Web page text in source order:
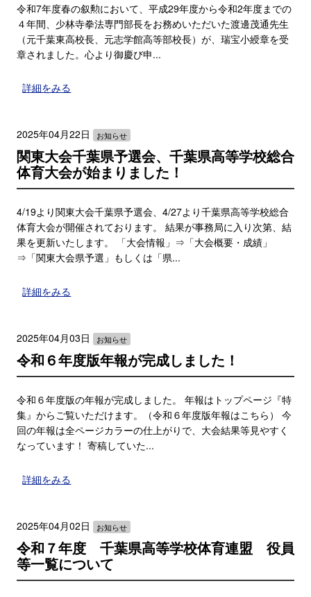
令和7年度春の叙勲において、平成29年度から令和2年度までの
４年間、少林寺拳法専門部長をお務めいただいた渡邊茂通先生
（元千葉東高校長、元志学館高等部校長）が、瑞宝小綬章を受
章されました。心より御慶び申...
詳細をみる
2025年04月22日 お知らせ
関東大会千葉県予選会、千葉県高等学校総合
体育大会が始まりました！
4/19より関東大会千葉県予選会、4/27より千葉県高等学校総合
体育大会が開催されております。 結果が事務局に入り次第、結
果を更新いたします。 「大会情報」⇒「大会概要・成績」
⇒「関東大会県予選」もしくは「県...
詳細をみる
2025年04月03日 お知らせ
令和６年度版年報が完成しました！
令和６年度版の年報が完成しました。 年報はトップページ『特
集』からご覧いただけます。（令和６年度版年報はこちら） 今
回の年報は全ページカラーの仕上がりで、大会結果等見やすく
なっています！ 寄稿していた...
詳細をみる
2025年04月02日 お知らせ
令和７年度 千葉県高等学校体育連盟 役員
等一覧について